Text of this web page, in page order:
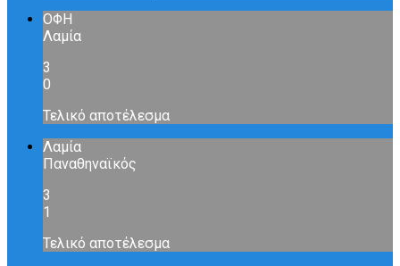
ΟΦΗ
Λαμία
3
0
Τελικό αποτέλεσμα
Λαμία
Παναθηναϊκός
3
1
Τελικό αποτέλεσμα